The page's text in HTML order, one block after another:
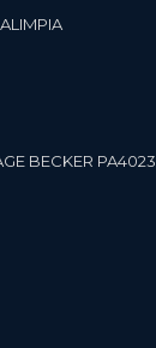
BECKER PA4023